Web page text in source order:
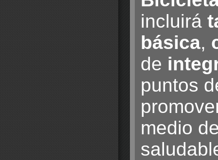
incluirá
básica,
de
puntos
medio